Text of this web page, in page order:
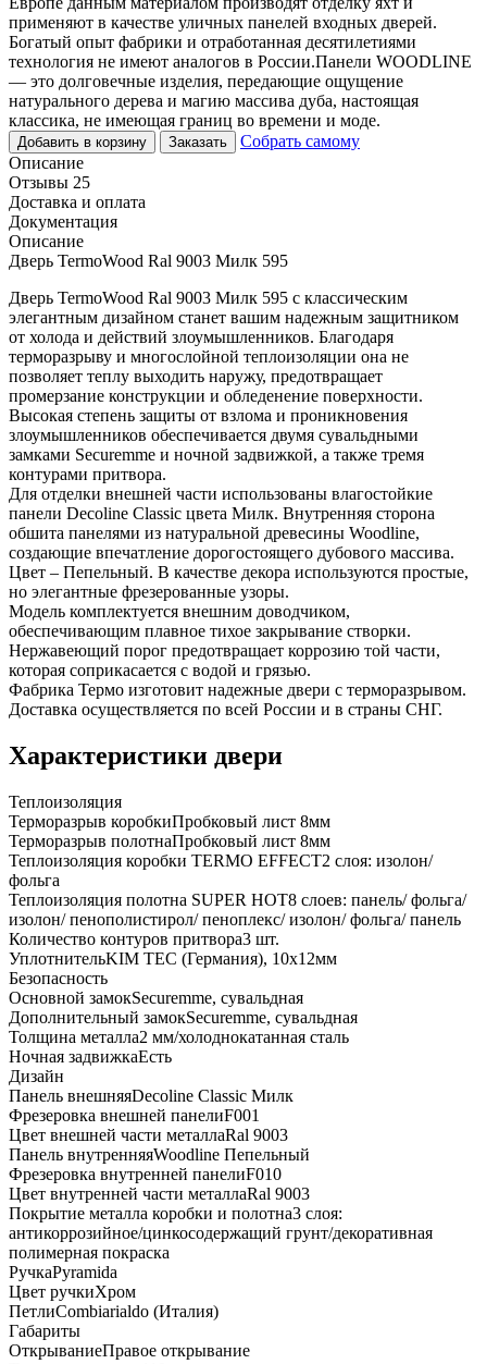
применяют в качестве уличных панелей входных дверей.
Богатый опыт фабрики и отработанная десятилетиями
технология не имеют аналогов в России.Панели WOODLINE
— это долговечные изделия, передающие ощущение
натурального дерева и магию массива дуба, настоящая
классика, не имеющая границ во времени и моде.
Добавить в корзину Заказать
Собрать самому
Описание
Отзывы 25
Доставка и оплата
Документация
Описание
Дверь TermoWood Ral 9003 Милк 595
Дверь TermoWood Ral 9003 Милк 595 с классическим
элегантным дизайном станет вашим надежным защитником
от холода и действий злоумышленников. Благодаря
терморазрыву и многослойной теплоизоляции она не
позволяет теплу выходить наружу, предотвращает
промерзание конструкции и обледенение поверхности.
Высокая степень защиты от взлома и проникновения
злоумышленников обеспечивается двумя сувальдными
замками Securemme и ночной задвижкой, а также тремя
контурами притвора.
Для отделки внешней части использованы влагостойкие
панели Decoline Classic цвета Милк. Внутренняя сторона
обшита панелями из натуральной древесины Woodline,
создающие впечатление дорогостоящего дубового массива.
Цвет – Пепельный. В качестве декора используются простые,
но элегантные фрезерованные узоры.
Модель комплектуется внешним доводчиком,
обеспечивающим плавное тихое закрывание створки.
Нержавеющий порог предотвращает коррозию той части,
которая соприкасается с водой и грязью.
Фабрика Термо изготовит надежные двери с терморазрывом.
Доставка осуществляется по всей России и в страны СНГ.
Характеристики двери
Теплоизоляция
Терморазрыв коробкиПробковый лист 8мм
Терморазрыв полотнаПробковый лист 8мм
Теплоизоляция коробки TERMO EFFECT2 слоя: изолон/
фольга
Теплоизоляция полотна SUPER НОТ8 слоев: панель/ фольга/
изолон/ пенополистирол/ пеноплекс/ изолон/ фольга/ панель
Количество контуров притвора3 шт.
УплотнительKIM ТЕС (Германия), 10x12мм
Безопасность
Основной замокSecuremme, сувальдная
Дополнительный замокSecuremme, сувальдная
Толщина металла2 мм/холоднокатанная сталь
Ночная задвижкаЕсть
Дизайн
Панель внешняяDecoline Classic Милк
Фрезеровка внешней панелиF001
Цвет внешней части металлаRal 9003
Панель внутренняяWoodline Пепельный
Фрезеровка внутренней панелиF010
Цвет внутренней части металлаRal 9003
Покрытие металла коробки и полотна3 слоя:
антикоррозийное/цинкосодержащий грунт/декоративная
полимерная покраска
РучкаPyramida
Цвет ручкиХром
ПетлиCombiarialdo (Италия)
Габариты
ОткрываниеПравое открывание